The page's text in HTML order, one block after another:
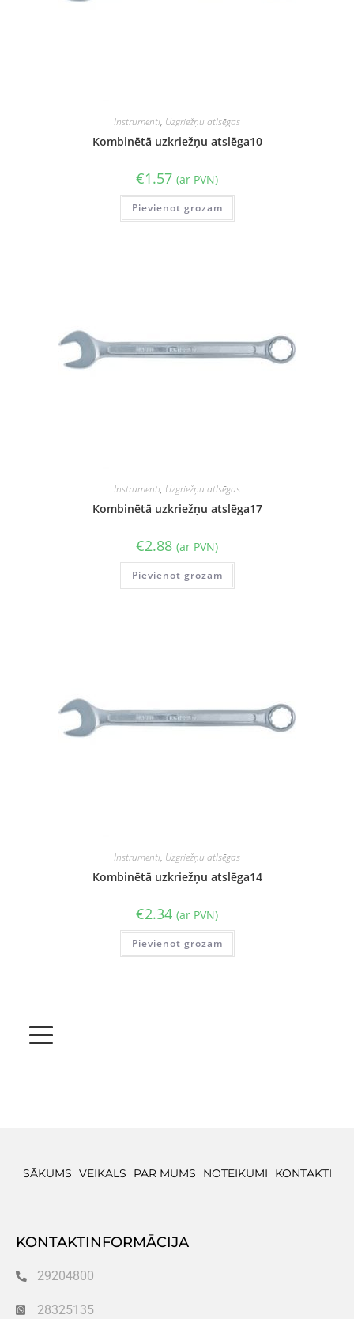
Instrumenti, Uzgriežņu atlsēgas
Kombinētā uzkriežņu atslēga10
€1.57 (ar PVN)
Pievienot grozam
Instrumenti, Uzgriežņu atlsēgas
Kombinētā uzkriežņu atslēga17
€2.88 (ar PVN)
Pievienot grozam
Instrumenti, Uzgriežņu atlsēgas
Kombinētā uzkriežņu atslēga14
€2.34 (ar PVN)
Pievienot grozam
SĀKUMS VEIKALS PAR MUMS NOTEIKUMI KONTAKTI
KONTAKTINFORMĀCIJA
29204800
28325135